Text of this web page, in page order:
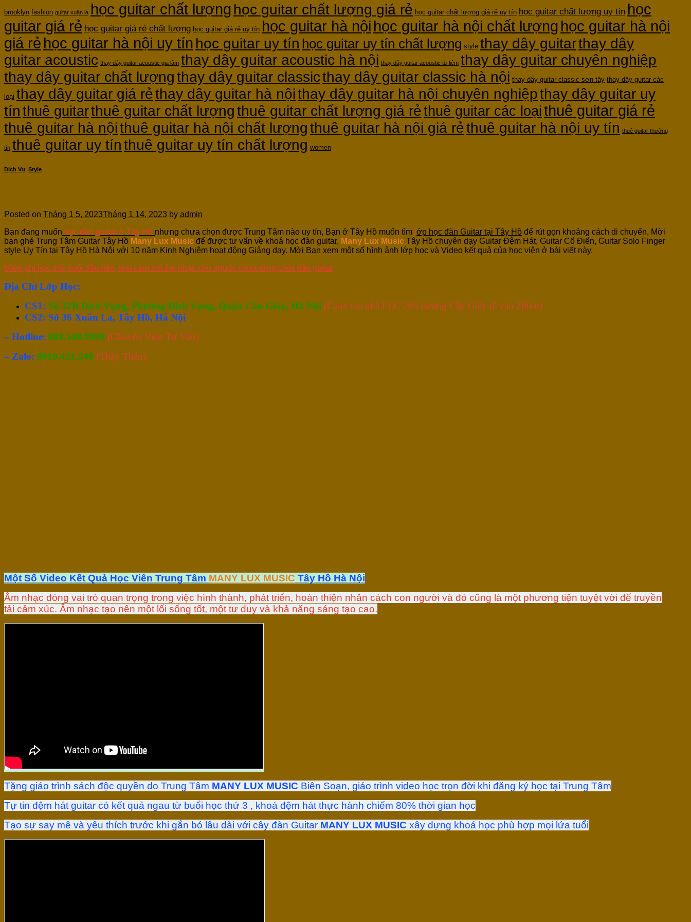
brooklyn fashion guitar xuân la học guitar chất lượng học guitar chất lượng giá rẻ học guitar chất lượng giá rẻ uy tín học guitar chất lượng uy tín học
guitar giá rẻ học guitar giá rẻ chất lượng học guitar giá rẻ uy tín học guitar hà nội học guitar hà nội chất lượng học guitar hà nội
giá rẻ học guitar hà nội uy tín học guitar uy tín học guitar uy tín chất lượng style thay dây guitarthay dây
guitar acoustic thay dây guitar acoustic gia lâm thay dây guitar acoustic hà nội thay dây guitar acoustic từ liêm thay dây guitar chuyên nghiệp
thay dây guitar chất lượngthay dây guitar classicthay dây guitar classic hà nội thay dây guitar classic sơn tây thay dây guitar các
loại thay dây guitar giá rẻthay dây guitar hà nộithay dây guitar hà nội chuyên nghiệpthay dây guitar uy
tín thuê guitarthuê guitar chất lượngthuê guitar chất lượng giá rẻthuê guitar các loạithuê guitar giá rẻ
thuê guitar hà nộithuê guitar hà nội chất lượngthuê guitar hà nội giá rẻthuê guitar hà nội uy tín thuê guitar thường
tín thuê guitar uy tínthuê guitar uy tín chất lượng women
Dịch Vụ Style
Posted on Tháng 1 5, 2023Tháng 1 14, 2023 by admin
Bạn đang muốn học đàn guitar ở Tây Hồ nhưng chưa chọn được Trung Tâm nào uy tín, Bạn ở Tây Hồ muốn tìm ớp học đàn Guitar tại Tây Hồ để rút gọn khoảng cách di chuyển, Mời
bạn ghé Trung Tâm Guitar Tây Hồ Many Lux Music để được tư vấn về khoá học đàn guitar, Many Lux Music Tây Hồ chuyên dạy Guitar Đệm Hát, Guitar Cổ Điển, Guitar Solo Finger
style Uy Tín tại Tây Hồ Hà Nội với 10 năm Kinh Nghiệm hoạt động Giảng dạy. Mời Bạn xem một số hình ảnh lớp học và Video kết quả của học viên ở bài viết này.
Miễn phí học thử buổi đầu tiên, test cảm thủ âm nhạc cho người chưa từng chơi đàn guitar
Địa Chỉ Lớp Học:
CS1: Số 32B Dịch Vọng, Phường Dịch Vọng, Quận Cầu Giấy, Hà Nội (Cạnh toà nhà FLC 265 đường Cầu Giấy rẽ vào 200m)
CS2: Số 36 Xuân La, Tây Hồ, Hà Nội
– Hotline: 082.548.9999 (Chuyên Viên Tư Vấn)
– Zalo: 0919.421.540 (Thầy Thân)
Một Số Video Kết Quả Học Viên Trung Tâm MANY LUX MUSIC Tây Hồ Hà Nội
Âm nhạc đóng vai trò quan trọng trong việc hình thành, phát triển, hoàn thiện nhân cách con người và đó cũng là một phương tiện tuyệt vời để truyền
tải cảm xúc. Âm nhạc tạo nên một lối sống tốt, một tư duy và khả năng sáng tạo cao.
Tặng giáo trình sách độc quyền do Trung Tâm MANY LUX MUSIC Biên Soạn, giáo trình video học trọn đời khi đăng ký học tại Trung Tâm
Tự tin đệm hát guitar có kết quả ngau từ buổi học thứ 3 , khoá đệm hát thực hành chiếm 80% thời gian học
Tạo sự say mê và yêu thích trước khi gắn bó lâu dài với cây đàn Guitar MANY LUX MUSIC xây dựng khoá học phù hợp mọi lứa tuổi